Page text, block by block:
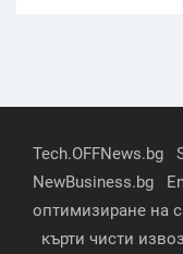
Tech.OFFNews.bg
NewBusiness.bg
оптимизиране на
кърти чисти